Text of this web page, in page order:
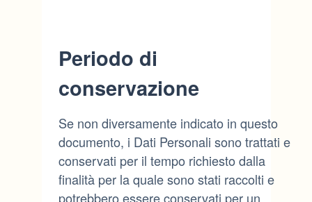
Periodo di
conservazione
Se non diversamente indicato in questo
documento, i Dati Personali sono trattati e
conservati per il tempo richiesto dalla
finalità per la quale sono stati raccolti e
potrebbero essere conservati per un